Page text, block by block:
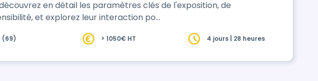
en détail les paramètres clés de l'exposition, de
et explorez leur interaction po…
(69) > 1050€ HT 4 jours | 28 heures